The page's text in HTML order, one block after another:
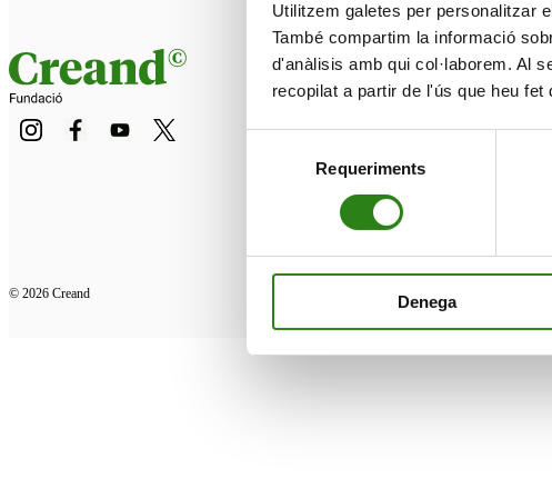
Utilitzem galetes per personalitzar
També compartim la informació
d'anàlisis amb qui col·laborem. Al
recopilat a partir de l'ús que heu
consentiment
Requeriments
Denega
© 2026 Creand